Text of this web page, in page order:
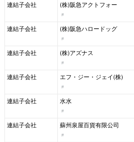
連結子会社
(株)阪急アクトフォー
〃
連結子会社
(株)阪急ハロードッグ
〃
連結子会社
(株)アズナス
〃
連結子会社
エフ・ジー・ジェイ(株)
〃
連結子会社
水水
〃
連結子会社
蘇州泉屋百貨有限公司
〃